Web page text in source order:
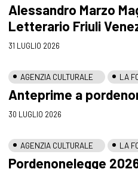
Alessandro Marzo
Letterario Friuli
31 LUGLIO 2026
AGENZIA CULTURALE LA
Anteprime a
30 LUGLIO 2026
AGENZIA CULTURALE LA
Pordenonelegge